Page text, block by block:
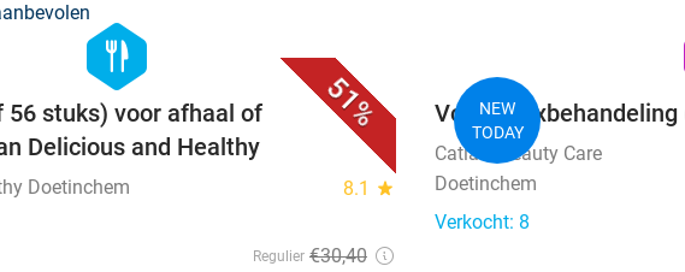
51%
hexagon
food
56 stuks) voor afhaal of
Delicious and Healthy
Doetinchem 8.1 star
Regulier €30,40
NEW
TODAY
Voetreflexbehandeling
Catia´s Beauty Care
Doetinchem
Verkocht: 8